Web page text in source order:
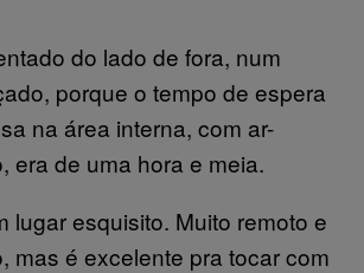
do lado de fora, num
porque o tempo de espera
na área interna, com ar-
era de uma hora e meia.
lugar esquisito. Muito remoto e
mas é excelente pra tocar com